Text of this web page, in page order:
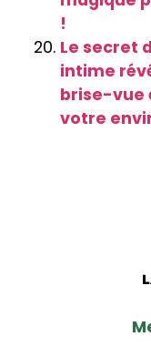
!
Le secret
intime
brise-vue
votre